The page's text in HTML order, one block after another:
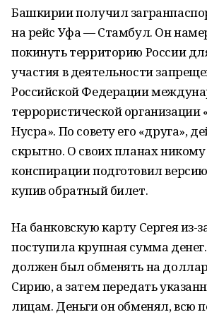
Башкирии получил
на рейс Уфа — Стамбул. Он
покинуть территорию России
участия в деятельности
Российской Федерации
террористической организации
Нусра». По совету его «друга»,
скрытно. О своих планах никому
конспирации подготовил
купив обратный билет.
На банковскую карту Сергея из-
поступила крупная сумма
должен был обменять на
Сирию, а затем передать
лицам. Деньги он обменял, всю